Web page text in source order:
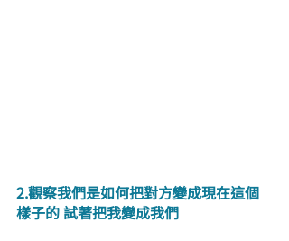
2.觀察我們是如何把對方變成現在這個
樣子的 試著把我變成我們